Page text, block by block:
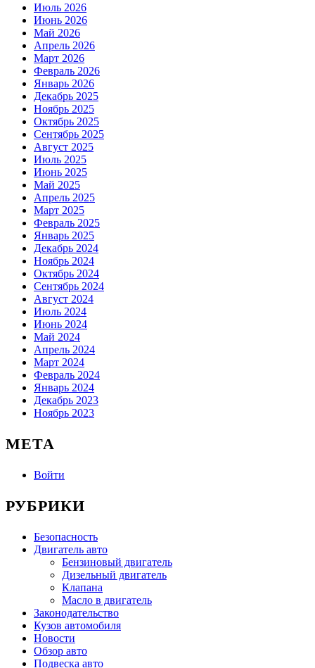
Июль 2026
Июнь 2026
Май 2026
Апрель 2026
Март 2026
Февраль 2026
Январь 2026
Декабрь 2025
Ноябрь 2025
Октябрь 2025
Сентябрь 2025
Август 2025
Июль 2025
Июнь 2025
Май 2025
Апрель 2025
Март 2025
Февраль 2025
Январь 2025
Декабрь 2024
Ноябрь 2024
Октябрь 2024
Сентябрь 2024
Август 2024
Июль 2024
Июнь 2024
Май 2024
Апрель 2024
Март 2024
Февраль 2024
Январь 2024
Декабрь 2023
Ноябрь 2023
МЕТА
Войти
РУБРИКИ
Безопасность
Двигатель авто
Бензиновый двигатель
Дизельный двигатель
Клапана
Масло в двигатель
Законодательство
Кузов автомобиля
Новости
Обзор авто
Подвеска авто